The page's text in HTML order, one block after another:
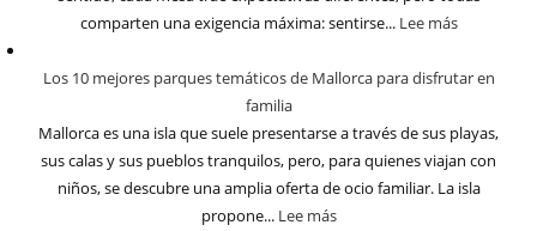
comparten una exigencia máxima: sentirse... Lee más
Los 10 mejores parques temáticos de Mallorca para disfrutar en
familia
Mallorca es una isla que suele presentarse a través de sus playas,
sus calas y sus pueblos tranquilos, pero, para quienes viajan con
niños, se descubre una amplia oferta de ocio familiar. La isla
propone... Lee más